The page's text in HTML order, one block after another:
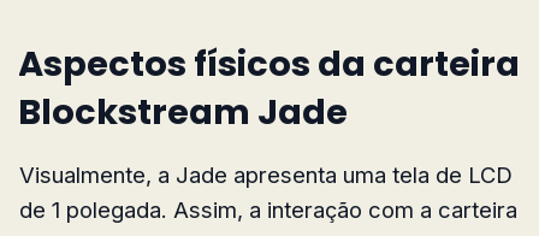
Aspectos físicos da carteira
Blockstream Jade
Visualmente, a Jade apresenta uma tela de LCD
de 1 polegada. Assim, a interação com a carteira